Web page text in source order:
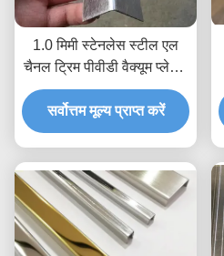
1.0 मिमी स्टेनलेस स्टील एल
चैनल ट्रिम पीवीडी वैक्यूम प्लेटिंग
टाइटेनियम
सर्वोत्तम मूल्य प्राप्त करें